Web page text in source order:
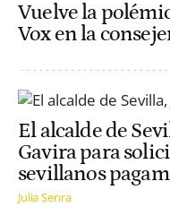
Vuelve la
Vox en la
El alcalde de
Gavira para
sevillanos
Julia Senra